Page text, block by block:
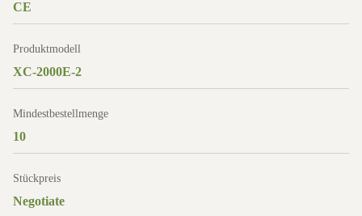
CE
Produktmodell
XC-2000E-2
Mindestbestellmenge
10
Stückpreis
Negotiate